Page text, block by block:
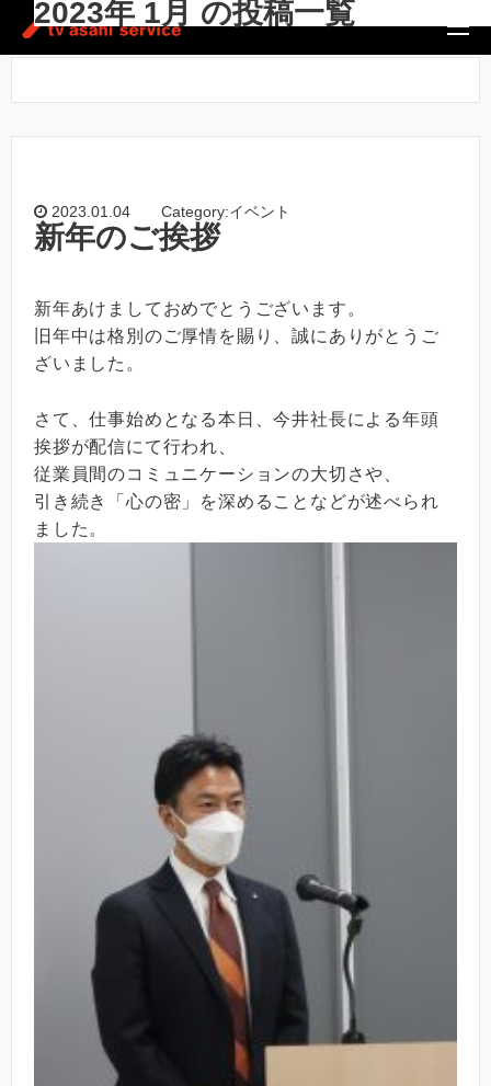
ホーム/ 2023年 1月
2023年 1月 の投稿一覧
2023.01.04 Category:イベント
新年のご挨拶
新年あけましておめでとうございます。
旧年中は格別のご厚情を賜り、誠にありがとうご
ざいました。
さて、仕事始めとなる本日、今井社長による年頭
挨拶が配信にて行われ、
従業員間のコミュニケーションの大切さや、
引き続き「心の密」を深めることなどが述べられ
ました。